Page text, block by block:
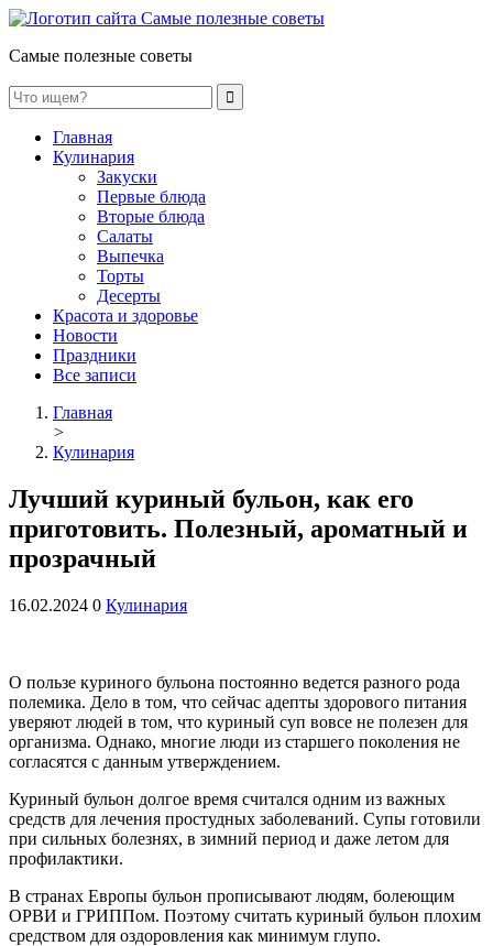
Самые полезные советы
Главная
Кулинария
Закуски
Первые блюда
Вторые блюда
Салаты
Выпечка
Торты
Десерты
Красота и здоровье
Новости
Праздники
Все записи
Главная
>
Кулинария
Лучший куриный бульон, как его
приготовить. Полезный, ароматный и
прозрачный
16.02.2024 0 Кулинария
О пользе куриного бульона постоянно ведется разного рода
полемика. Дело в том, что сейчас адепты здорового питания
уверяют людей в том, что куриный суп вовсе не полезен для
организма. Однако, многие люди из старшего поколения не
согласятся с данным утверждением.
Куриный бульон долгое время считался одним из важных
средств для лечения простудных заболеваний. Супы готовили
при сильных болезнях, в зимний период и даже летом для
профилактики.
В странах Европы бульон прописывают людям, болеющим
ОРВИ и ГРИППом. Поэтому считать куриный бульон плохим
средством для оздоровления как минимум глупо.